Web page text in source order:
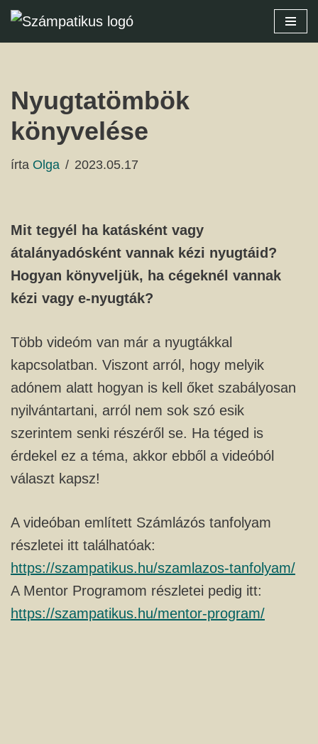
Skip
Nyugtatömbök
könyvelése
írta Olga 2023.05.17
Mit tegyél ha katásként vagy
átalányadósként vannak kézi nyugtáid?
Hogyan könyveljük, ha cégeknél vannak
kézi vagy e-nyugták?
Több videóm van már a nyugtákkal
kapcsolatban. Viszont arról, hogy melyik
adónem alatt hogyan is kell őket szabályosan
nyilvántartani, arról nem sok szó esik
szerintem senki részéről se. Ha téged is
érdekel ez a téma, akkor ebből a videóból
választ kapsz!
A videóban említett Számlázós tanfolyam
részletei itt találhatóak:
https://szampatikus.hu/szamlazos-tanfolyam/
A Mentor Programom részletei pedig itt:
https://szampatikus.hu/mentor-program/